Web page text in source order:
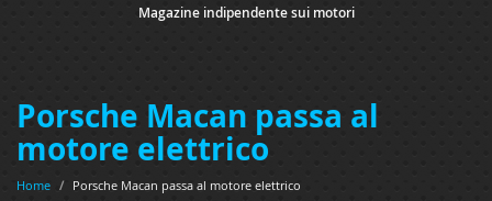
Magazine indipendente sui motori
Porsche Macan passa al
motore elettrico
Home / Porsche Macan passa al motore elettrico